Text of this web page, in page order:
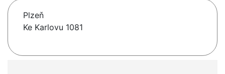
Plzeň
Ke Karlovu 1081